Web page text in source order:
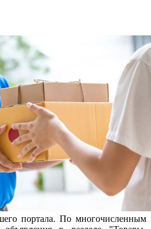
портала. По многочисленным